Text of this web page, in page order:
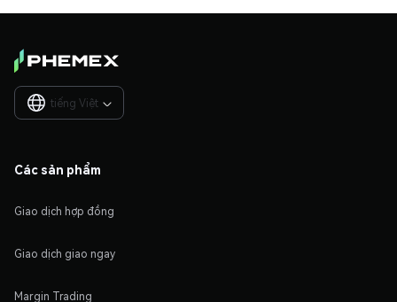
tiếng Việt 
Các sản phẩm
Giao dịch hợp đồng
Giao dịch giao ngay
Margin Trading